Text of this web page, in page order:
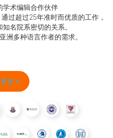
学术编辑合作伙伴
过超过25年准时而优质的工作，
名院系密切的关系。
洲多种语言作者的需求。
多 >